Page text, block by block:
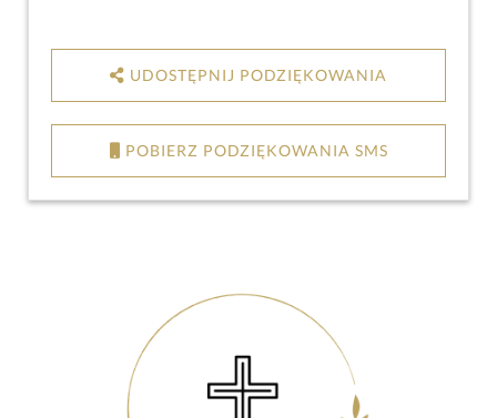
UDOSTĘPNIJ PODZIĘKOWANIA
POBIERZ PODZIĘKOWANIA SMS